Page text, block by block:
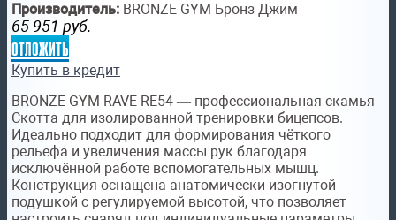
Производитель: BRONZE GYM Бронз Джим
65 951 руб.
отложить
Купить в кредит
BRONZE GYM RAVE RE54 — профессиональная скамья
Скотта для изолированной тренировки бицепсов.
Идеально подходит для формирования чёткого
рельефа и увеличения массы рук благодаря
исключённой работе вспомогательных мышц.
Конструкция оснащена анатомически изогнутой
подушкой с регулируемой высотой, что позволяет